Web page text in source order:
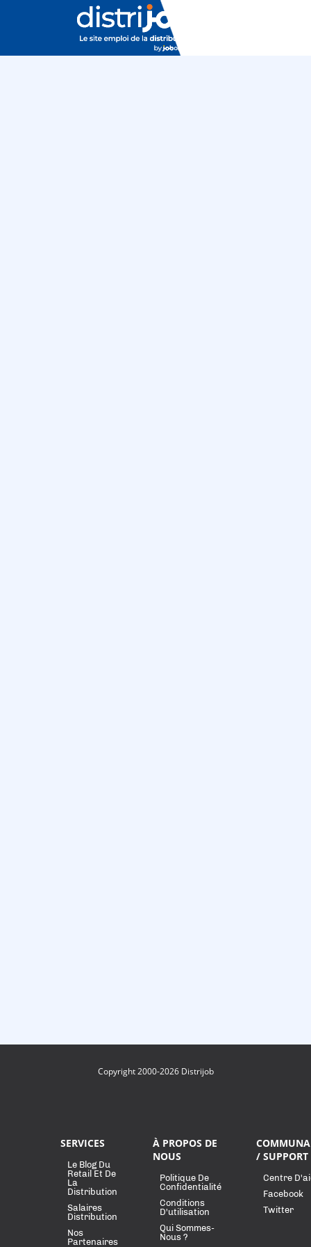
Copyright 2000-2026 Distrijob
SERVICES
Le Blog Du
Retail Et De
La
Distribution
Salaires
Distribution
Nos
Partenaires
À PROPOS DE
NOUS
Politique De
Confidentialité
Conditions
D'utilisation
Qui Sommes-
Nous ?
/ SUPPORT
Centre
Facebook
Twitter